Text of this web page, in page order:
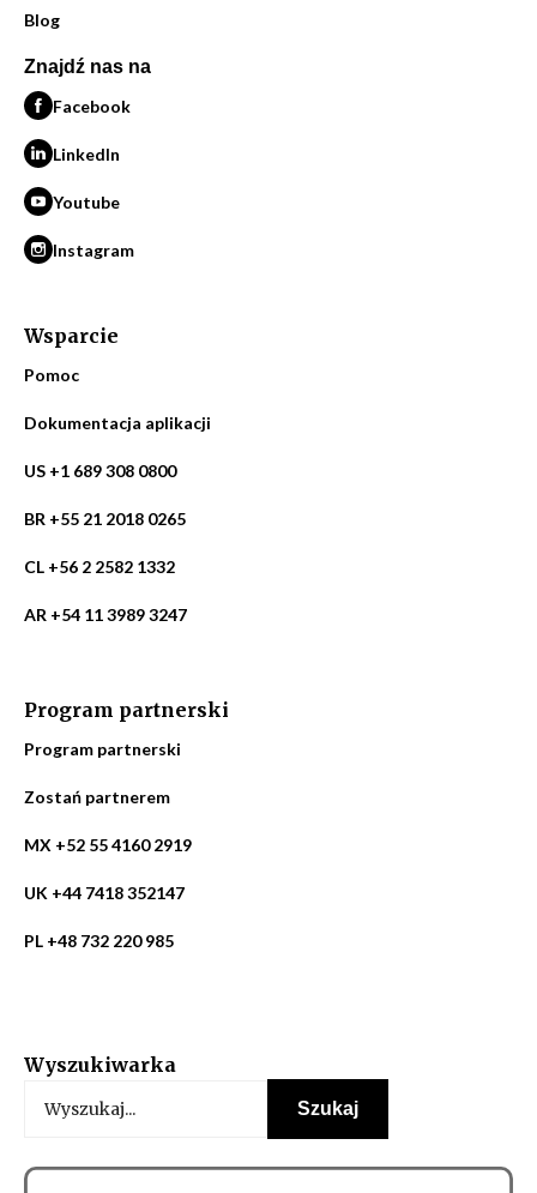
Blog
Znajdź nas na
Facebook
LinkedIn
Youtube
Instagram
Wsparcie
Pomoc
Dokumentacja aplikacji
US +1 689 308 0800
BR +55 21 2018 0265
CL +56 2 2582 1332
AR +54 11 3989 3247
Program partnerski
Program partnerski
Zostań partnerem
MX +52 55 4160 2919
UK +44 7418 352147
PL +48 732 220 985
Wyszukiwarka